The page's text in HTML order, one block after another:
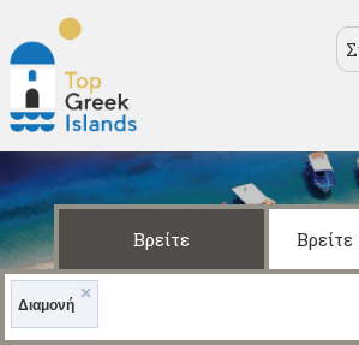
κυρίως περιεχόμενο
Top
Greek
Islands
Βρείτε
×
Διαμονή